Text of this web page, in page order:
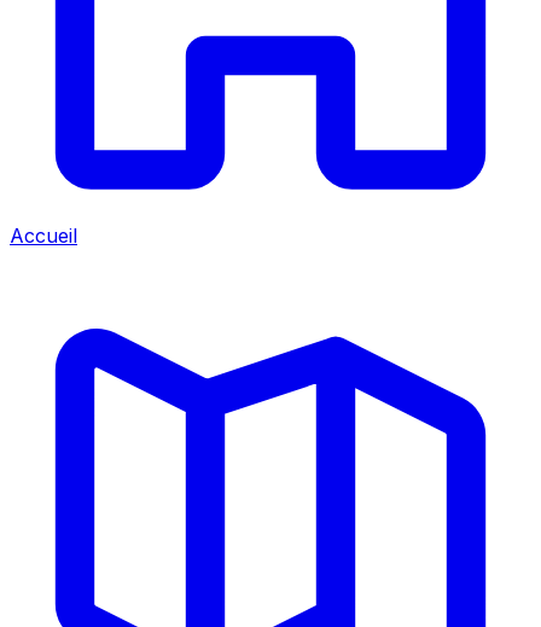
Accueil